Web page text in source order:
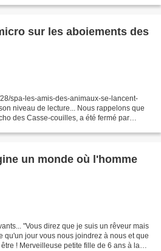
sur les aboiements des
spa-les-amis-des-animaux-se-lancent-
niveau de lecture... Nous rappelons que
des Casse-couilles, a été fermé par
un monde où l'homme
"Vous direz que je suis un rêveur mais
qu'un jour vous nous joindrez à nous et que
! Merveilleuse petite fille de 6 ans à la